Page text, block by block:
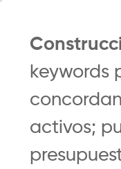
keywords
activos;